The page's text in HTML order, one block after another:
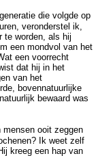
die volgde op
veronderstel ik,
te worden, als hij
een mondvol van het
een voorrecht
dat hij in het
van het
bovennatuurlijke
bewaard was
mensen ooit zeggen
Ik weet zelf
kreeg een hap van